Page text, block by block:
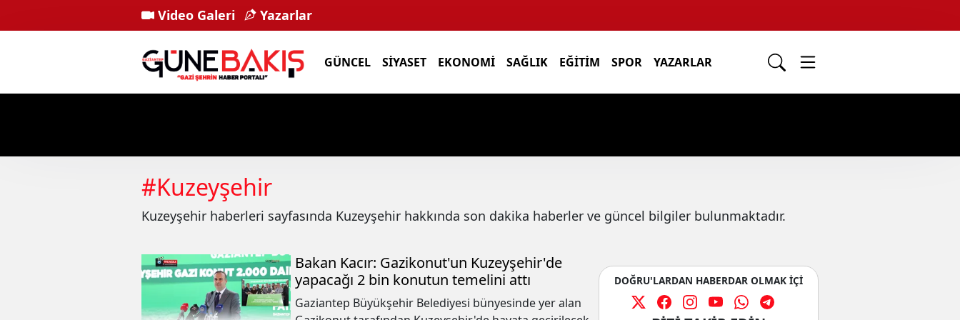
Video Galeri Yazarlar
GÜNCEL SIYASET EKONOMI SAĞLIK EĞITIM SPOR YAZARLAR
#Kuzeyşehir
Kuzeyşehir haberleri sayfasında Kuzeyşehir hakkında son dakika haberler ve güncel bilgiler bulunmaktadır.
Bakan Kacır: Gazikonut'un Kuzeyşehir'de
yapacağı 2 bin konutun temelini attı
Gaziantep Büyükşehir Belediyesi bünyesinde yer alan
DOĞRU'LARDAN HABERDAR OLMAK İÇİ